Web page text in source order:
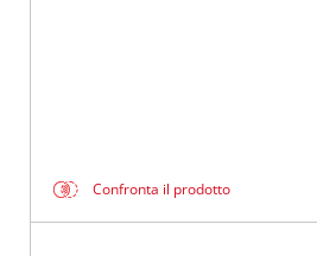
Confronta il prodotto